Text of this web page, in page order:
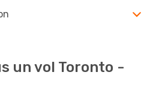
un vol Toronto -